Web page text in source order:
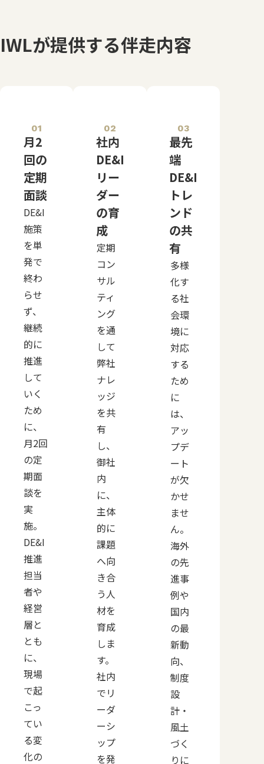
IWLが提供する伴走内容
01
月2
回の
定期
面談
DE&I
施策
を単
発で
終わ
らせ
ず、
継続
的に
推進
して
いく
ため
に、
月2回
の定
期面
談を
実
施。
DE&I
推進
担当
者や
経営
層と
とも
に、
現場
で起
こっ
てい
る変
化の
02
社内
DE&I
リー
ダー
の育
成
定期
コン
サル
ティ
ング
を通
して
弊社
ナレ
ッジ
を共
有
し、
御社
内
に、
主体
的に
課題
へ向
き合
う人
材を
育成
しま
す。
社内
でリ
ーダ
ーシ
ップ
を発
03
最先
端
DE&I
トレ
ンド
の共
有
多様
化す
る社
会環
境に
対応
する
ため
に
は、
アッ
プデ
ート
が欠
かせ
ませ
ん。
海外
の先
進事
例や
国内
の最
新動
向、
制度
設
計・
風土
づく
りに